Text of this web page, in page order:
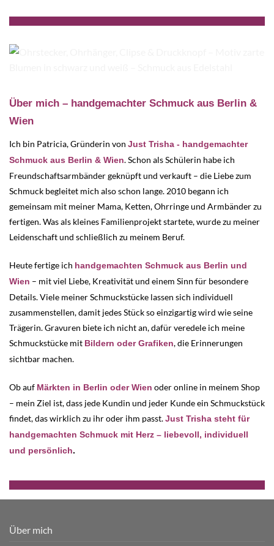
Über mich – handgemachter Schmuck aus Berlin &
Wien
Ich bin Patricia, Gründerin von Just Trisha - handgemachter
Schmuck aus Berlin & Wien. Schon als Schülerin habe ich
Freundschaftsarmbänder geknüpft und verkauft – die Liebe zum
Schmuck begleitet mich also schon lange. 2010 begann ich
gemeinsam mit meiner Mama, Ketten, Ohrringe und Armbänder zu
fertigen. Was als kleines Familienprojekt startete, wurde zu meiner
Leidenschaft und schließlich zu meinem Beruf.
Heute fertige ich handgemachten Schmuck aus Berlin und
Wien – mit viel Liebe, Kreativität und einem Sinn für besondere
Details. Viele meiner Schmuckstücke lassen sich individuell
zusammenstellen, damit jedes Stück so einzigartig wird wie seine
Trägerin. Gravuren biete ich nicht an, dafür veredele ich meine
Schmuckstücke mit Bildern oder Grafiken, die Erinnerungen
sichtbar machen.
Ob auf Märkten in Berlin oder Wien oder online in meinem Shop
– mein Ziel ist, dass jede Kundin und jeder Kunde ein Schmuckstück
findet, das wirklich zu ihr oder ihm passt.Just Trisha steht für
handgemachten Schmuck mit Herz – liebevoll, individuell
und persönlich.
Über mich